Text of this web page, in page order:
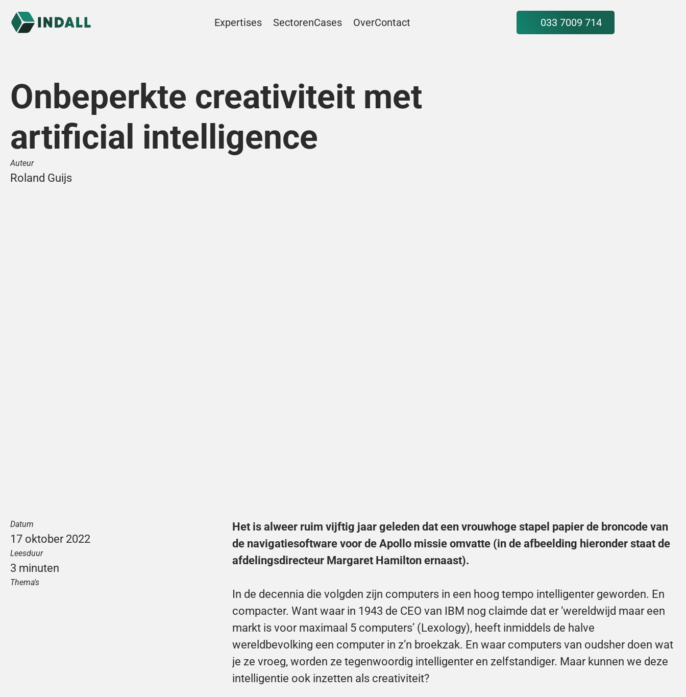
Expertises SectorenCases OverContact 033 7009 714
Onbeperkte creativiteit met
artificial intelligence
Auteur
Roland Guijs
Datum
17 oktober 2022
Leesduur
3 minuten
Thema's
Het is alweer ruim vijftig jaar geleden dat een vrouwhoge stapel papier de broncode van
de navigatiesoftware voor de Apollo missie omvatte (in de afbeelding hieronder staat de
afdelingsdirecteur Margaret Hamilton ernaast).
In de decennia die volgden zijn computers in een hoog tempo intelligenter geworden. En
compacter. Want waar in 1943 de CEO van IBM nog claimde dat er ‘wereldwijd maar een
markt is voor maximaal 5 computers’ (Lexology), heeft inmiddels de halve
wereldbevolking een computer in z’n broekzak. En waar computers van oudsher doen wat
je ze vroeg, worden ze tegenwoordig intelligenter en zelfstandiger. Maar kunnen we deze
intelligentie ook inzetten als creativiteit?